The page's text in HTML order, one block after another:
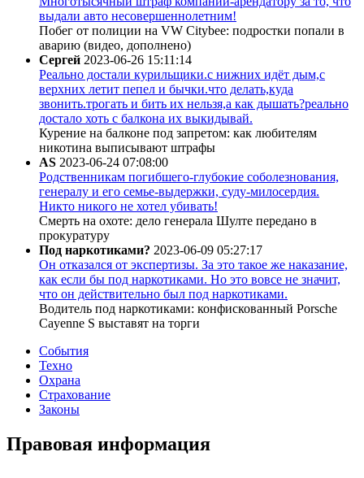
выдали авто несовершеннолетним!
Побег от полиции на VW Citybee: подростки попали в
аварию (видео, дополнено)
Сергей 2023-06-26 15:11:14
Реально достали курильщики.с нижних идёт дым,с
верхних летит пепел и бычки.что делать,куда
звонить.трогать и бить их нельзя,а как дышать?реально
достало хоть с балкона их выкидывай.
Курение на балконе под запретом: как любителям
никотина выписывают штрафы
AS 2023-06-24 07:08:00
Родственникам погибшего-глубокие соболезнования,
генералу и его семье-выдержки, суду-милосердия.
Никто никого не хотел убивать!
Смерть на охоте: дело генерала Шулте передано в
прокуратуру
Под наркотиками? 2023-06-09 05:27:17
Он отказался от экспертизы. За это такое же наказание,
как если бы под наркотиками. Но это вовсе не значит,
что он действительно был под наркотиками.
Водитель под наркотиками: конфискованный Porsche
Cayenne S выставят на торги
События
Техно
Охрана
Страхование
Законы
Правовая информация